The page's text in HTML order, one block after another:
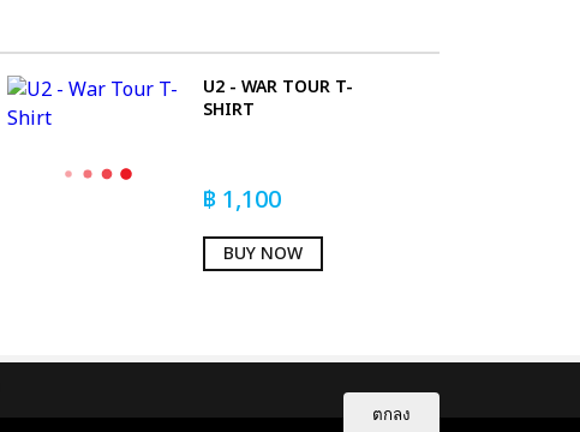
U2 - WAR TOUR T-
SHIRT
฿ 1,100
BUY NOW
ตกลง